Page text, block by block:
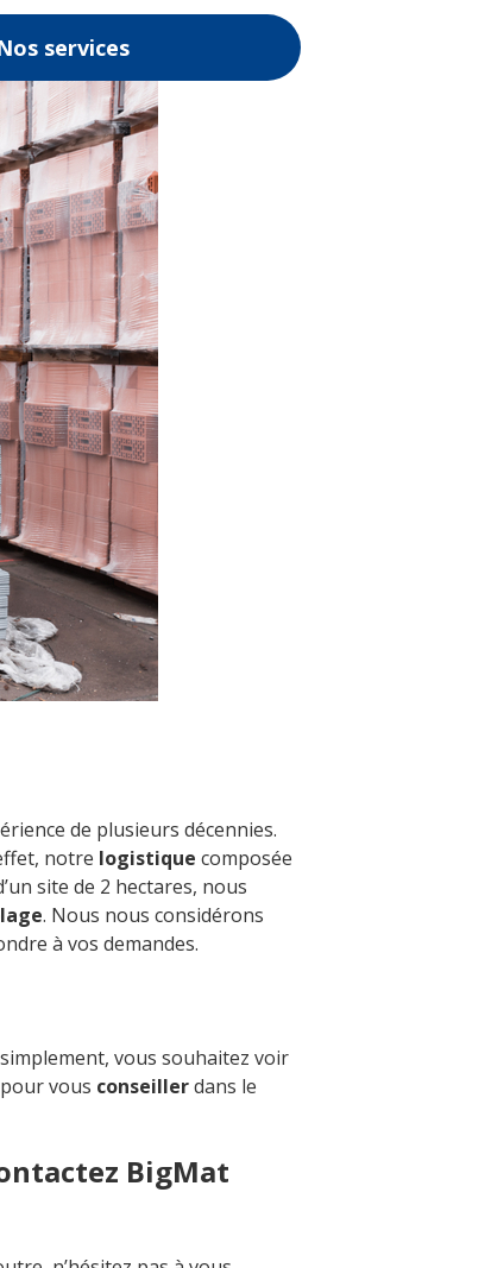
services
de plusieurs décennies.
notre logistique composée
site de 2 hectares, nous
. Nous nous considérons
à vos demandes.
vous souhaitez voir
vous conseillerdans le
BigMat